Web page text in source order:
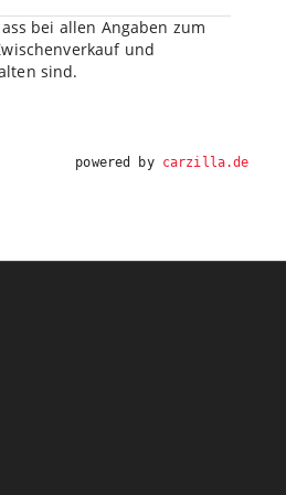
bei allen Angaben zum
und
sind.
powered by carzilla.de